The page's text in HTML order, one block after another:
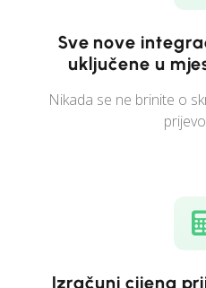
Sve nove
uključene u
Nikada se ne brinite o
Izračuni cijena